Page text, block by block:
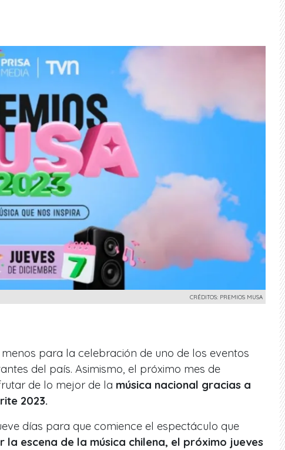
CRÉDITOS: PREMIOS MUSA
menos para la celebración de uno de los eventos
del país. Asimismo, el próximo mes de
de lo mejor de la música nacional gracias a
2023.
días para que comience el espectáculo que
la escena de la música chilena, el próximo jueves